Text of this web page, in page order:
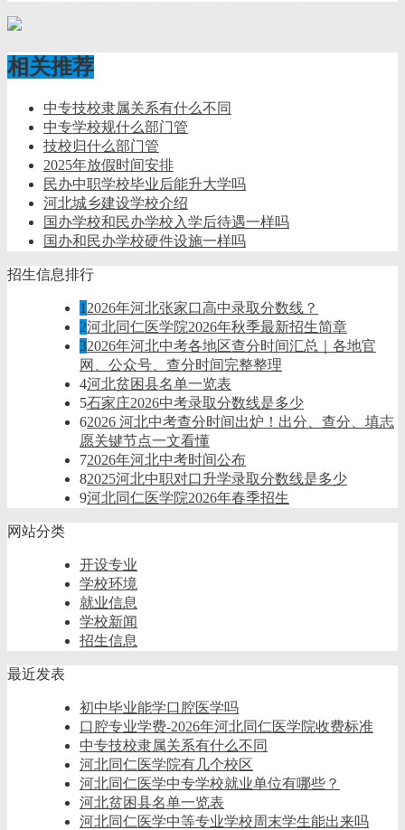
相关推荐
中专技校隶属关系有什么不同
中专学校规什么部门管
技校归什么部门管
2025年放假时间安排
民办中职学校毕业后能升大学吗
河北城乡建设学校介绍
国办学校和民办学校入学后待遇一样吗
国办和民办学校硬件设施一样吗
招生信息排行
1 2026年河北张家口高中录取分数线？
2河北同仁医学院2026年秋季最新招生简章
32026年河北中考各地区查分时间汇总｜各地官
网、公众号、查分时间完整整理
4河北贫困县名单一览表
5石家庄2026中考录取分数线是多少
62026 河北中考查分时间出炉！出分、查分、填志
愿关键节点一文看懂
72026年河北中考时间公布
82025河北中职对口升学录取分数线是多少
9河北同仁医学院2026年春季招生
网站分类
开设专业
学校环境
就业信息
学校新闻
招生信息
最近发表
初中毕业能学口腔医学吗
口腔专业学费-2026年河北同仁医学院收费标准
中专技校隶属关系有什么不同
河北同仁医学院有几个校区
河北同仁医学中专学校就业单位有哪些？
河北贫困县名单一览表
河北同仁医学中等专业学校周末学生能出来吗